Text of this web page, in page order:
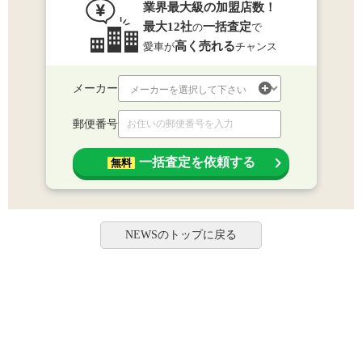
業界最大級の加盟店数！
最大12社の一括査定で
愛車が高く売れるチャンス
メーカー
郵便番号
無料 一括査定を依頼する
NEWSのトップに戻る